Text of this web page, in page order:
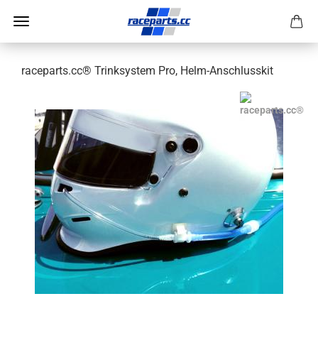
raceparts.cc® Trinksystem Pro, Helm-Anschlusskit